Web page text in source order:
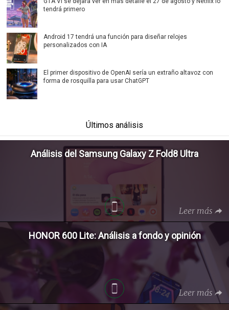
tendrá primero
Android 17 tendrá una función para diseñar relojes
personalizados con IA
El primer dispositivo de OpenAI sería un extraño altavoz con
forma de rosquilla para usar ChatGPT
Últimos análisis
Análisis del Samsung Galaxy Z Fold8 Ultra
Leer más
HONOR 600 Lite: Análisis a fondo y opinión
Leer más